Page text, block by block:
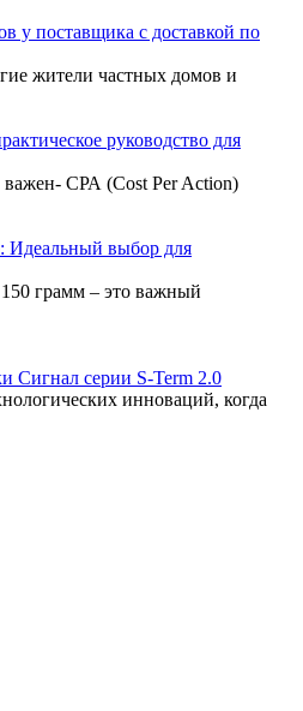
у поставщика с доставкой по
жители частных домов и
руководство для
СРА (Cost Per Action)
Идеальный выбор для
грамм – это важный
Сигнал серии S-Term 2.0
инноваций, когда